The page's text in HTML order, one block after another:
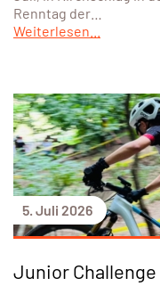
Renntag der…
Weiterlesen...
5. Juli 2026
Junior